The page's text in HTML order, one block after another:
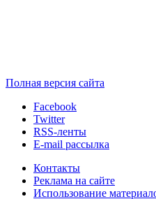
Полная версия сайта
Facebook
Twitter
RSS-ленты
E-mail рассылка
Контакты
Реклама на сайте
Использование